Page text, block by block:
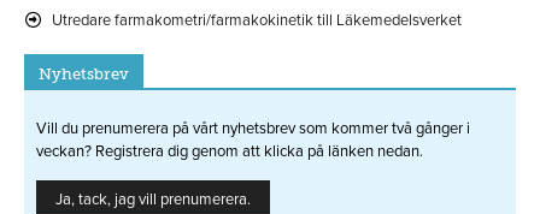
Utredare farmakometri/farmakokinetik till Läkemedelsverket
Nyhetsbrev
Vill du prenumerera på vårt nyhetsbrev som kommer två gånger i
veckan? Registrera dig genom att klicka på länken nedan.
Ja, tack, jag vill prenumerera.